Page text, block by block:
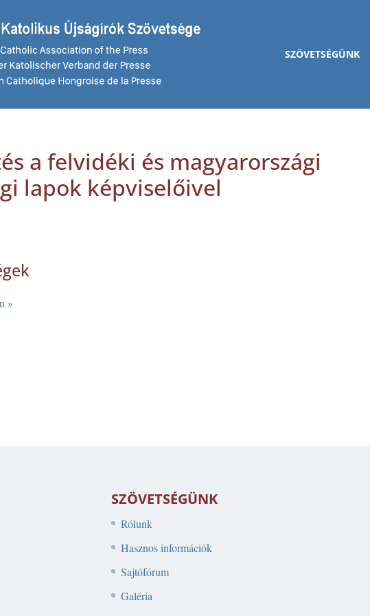
SZÖVETSÉGÜNK
a felvidéki és magyarországi
lapok képviselőivel
»
SZÖVETSÉGÜNK
Rólunk
Hasznos információk
Sajtófórum
Galéria